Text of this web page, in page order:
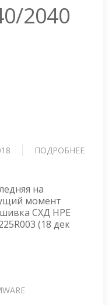
2040
ПОДРОБНЕЕ
на
момент
СХД HPE
(18 дек